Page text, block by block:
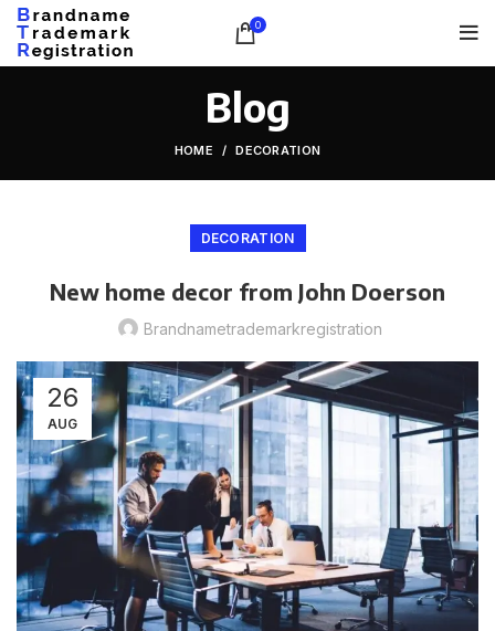
0
Blog
HOME DECORATION
DECORATION
New home decor from John Doerson
Brandnametrademarkregistration
26
AUG